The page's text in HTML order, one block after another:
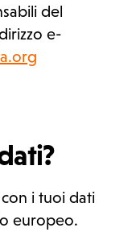
del
e-
i tuoi dati
europeo.